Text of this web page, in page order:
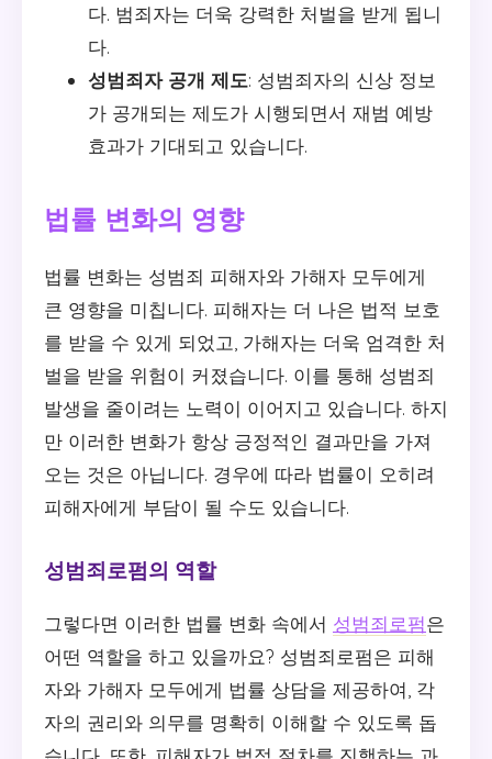
다. 범죄자는 더욱 강력한 처벌을 받게 됩니
다.
성범죄자 공개 제도: 성범죄자의 신상 정보
가 공개되는 제도가 시행되면서 재범 예방
효과가 기대되고 있습니다.
법률 변화의 영향
법률 변화는 성범죄 피해자와 가해자 모두에게
큰 영향을 미칩니다. 피해자는 더 나은 법적 보호
를 받을 수 있게 되었고, 가해자는 더욱 엄격한 처
벌을 받을 위험이 커졌습니다. 이를 통해 성범죄
발생을 줄이려는 노력이 이어지고 있습니다. 하지
만 이러한 변화가 항상 긍정적인 결과만을 가져
오는 것은 아닙니다. 경우에 따라 법률이 오히려
피해자에게 부담이 될 수도 있습니다.
성범죄로펌의 역할
그렇다면 이러한 법률 변화 속에서 성범죄로펌은
어떤 역할을 하고 있을까요? 성범죄로펌은 피해
자와 가해자 모두에게 법률 상담을 제공하여, 각
자의 권리와 의무를 명확히 이해할 수 있도록 돕